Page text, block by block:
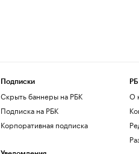
Подписки
Скрыть баннеры на РБК
Подписка на РБК
Корпоративная подписка
О